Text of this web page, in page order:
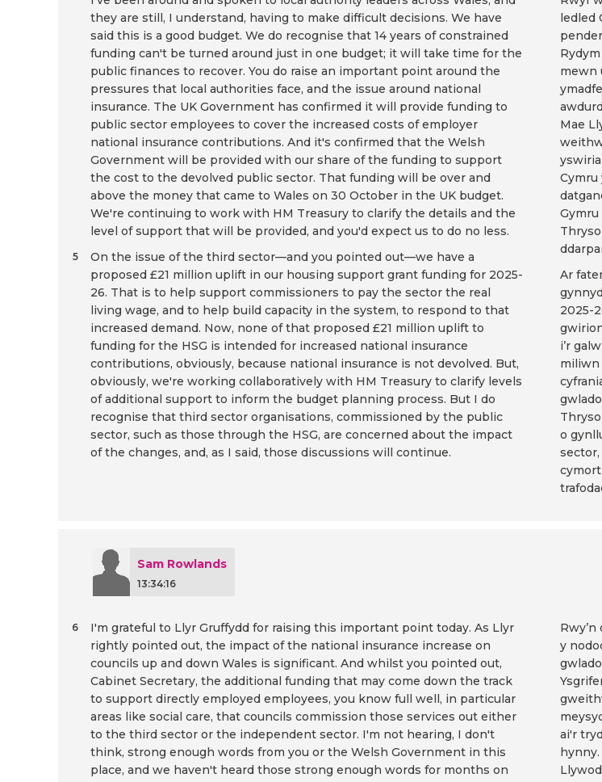
they are still, I understand, having to make difficult decisions. We have
said this is a good budget. We do recognise that 14 years of constrained
funding can't be turned around just in one budget; it will take time for the
public finances to recover. You do raise an important point around the
pressures that local authorities face, and the issue around national
insurance. The UK Government has confirmed it will provide funding to
public sector employees to cover the increased costs of employer
national insurance contributions. And it's confirmed that the Welsh
Government will be provided with our share of the funding to support
the cost to the devolved public sector. That funding will be over and
above the money that came to Wales on 30 October in the UK budget.
We're continuing to work with HM Treasury to clarify the details and the
level of support that will be provided, and you'd expect us to do no less.
On the issue of the third sector—and you pointed out—we have a
proposed £21 million uplift in our housing support grant funding for 2025-
26. That is to help support commissioners to pay the sector the real
living wage, and to help build capacity in the system, to respond to that
increased demand. Now, none of that proposed £21 million uplift to
funding for the HSG is intended for increased national insurance
contributions, obviously, because national insurance is not devolved. But,
obviously, we're working collaboratively with HM Treasury to clarify levels
of additional support to inform the budget planning process. But I do
recognise that third sector organisations, commissioned by the public
sector, such as those through the HSG, are concerned about the impact
of the changes, and, as I said, those discussions will continue.
5
ledled
mewn
Mae
Ar
2025-
i’r
miliwn
o
Sam Rowlands
13:34:16
I'm grateful to Llyr Gruffydd for raising this important point today. As Llyr
rightly pointed out, the impact of the national insurance increase on
councils up and down Wales is significant. And whilst you pointed out,
Cabinet Secretary, the additional funding that may come down the track
to support directly employed employees, you know full well, in particular
areas like social care, that councils commission those services out either
to the third sector or the independent sector. I'm not hearing, I don't
think, strong enough words from you or the Welsh Government in this
place, and we haven't heard those strong enough words for months on
6
y
ai'r